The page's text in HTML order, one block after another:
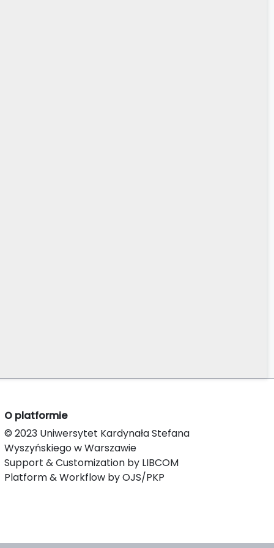
O platformie
© 2023 Uniwersytet Kardynała Stefana
Wyszyńskiego w Warszawie
Support & Customization by LIBCOM
Platform & Workflow by OJS/PKP